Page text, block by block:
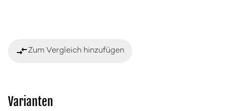
compare_arrowsZum Vergleich hinzufügen
Varianten